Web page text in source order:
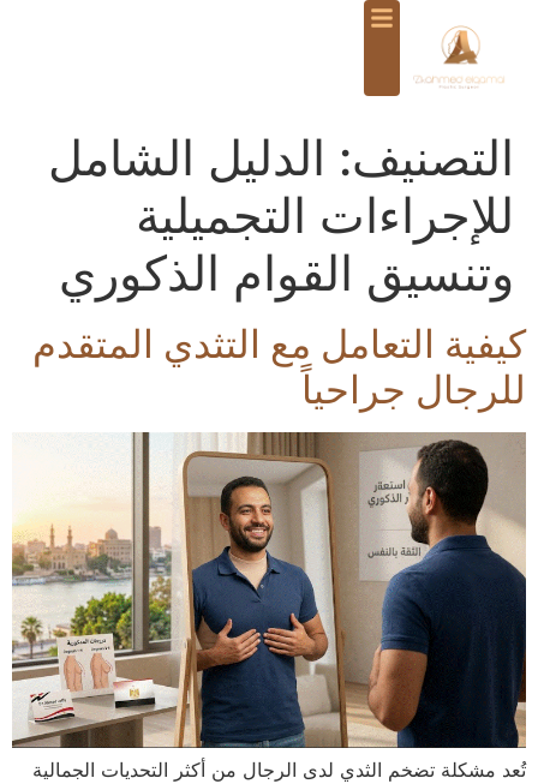
التصنيف: الدليل الشامل
للإجراءات التجميلية
وتنسيق القوام الذكوري
كيفية التعامل مع التثدي المتقدم
للرجال جراحياً
تُعد مشكلة تضخم الثدي لدى الرجال من أكثر التحديات الجمالية